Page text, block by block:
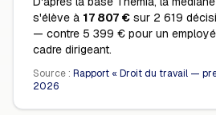
s'élève à 17 807 € sur 2 619
— contre 5 399 € pour un
cadre dirigeant.
Source : Rapport « Droit du travail —
2026